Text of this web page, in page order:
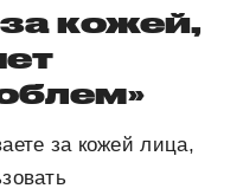
кожей,
за кожей лица,